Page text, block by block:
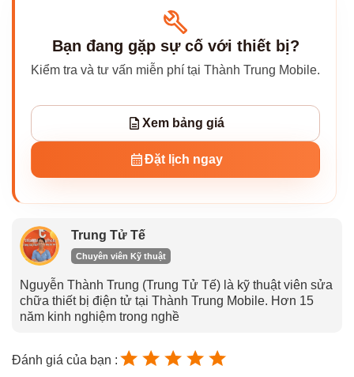
Bạn đang gặp sự cố với thiết bị?
Kiểm tra và tư vấn miễn phí tại Thành Trung Mobile.
Xem bảng giá
Đặt lịch ngay
Trung Tử Tế
Chuyên viên Kỹ thuật
Nguyễn Thành Trung (Trung Tử Tế) là kỹ thuật viên sửa
chữa thiết bị điện tử tại Thành Trung Mobile. Hơn 15
năm kinh nghiệm trong nghề
Đánh giá của bạn :